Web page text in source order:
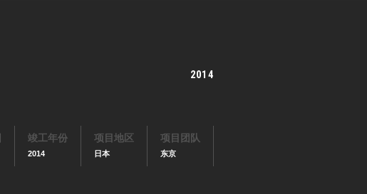
2014
竣工年份
2014
项目地区
日本
项目团队
东京